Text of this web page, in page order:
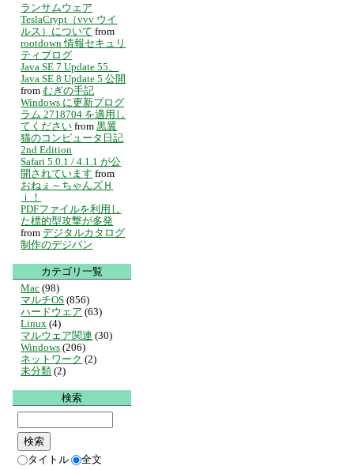
ランサムウェア
TeslaCrypt（vvv ウイ
ルス）について from
rootdown 情報セキュリ
ティブログ
Java SE 7 Update 55、
Java SE 8 Update 5 公開
from むぎの手記
Windows に更新プログ
ラム 2718704 を適用し
てください from 黒翼
猫のコンピュータ日記
2nd Edition
Safari 5.0.1 / 4.1.1 が公
開されています from
おねぇ～ちゃんズＨ
ｉ！
PDFファイルを利用し
た標的型攻撃が多発
from デジタルカタログ
制作のデジパン
カテゴリ一覧
Mac (98)
マルチOS (856)
ハードウェア (63)
Linux (4)
マルウェア関連 (30)
Windows (206)
ネットワーク (2)
未分類 (2)
検索
タイトル 全文